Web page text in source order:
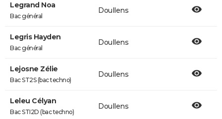
Legrand Noa
Bac général
Doullens
Legris Hayden
Bac général
Doullens
Lejosne Zélie
Bac ST2S (bac techno)
Doullens
Leleu Célyan
Bac STI2D (bac techno)
Doullens